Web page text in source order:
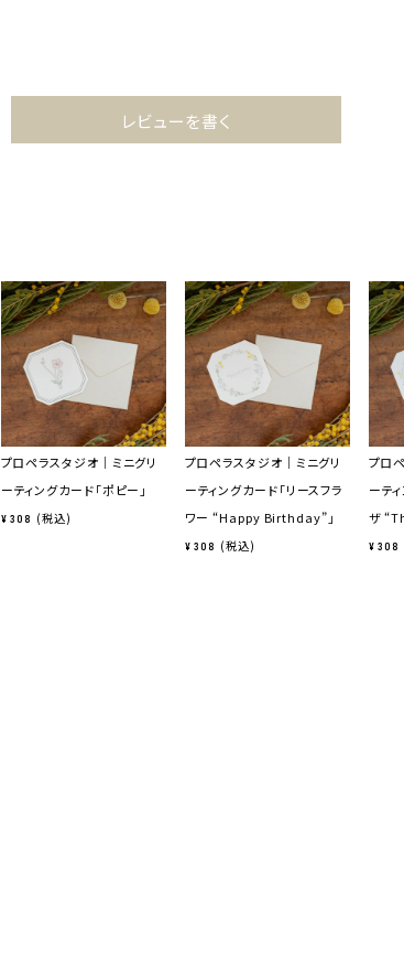
レビューを書く
プロペラスタジオ｜ミニグリ
ーティングカード「ポピー」
¥ 308 税込
プロペラスタジオ｜ミニグリ
ーティングカード「リースフラ
ワー “Happy Birthday”」
¥ 308 税込
プロ
ーテ
ザ
¥ 308